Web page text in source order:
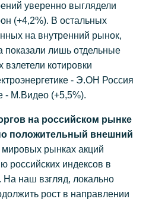
уверенно выглядели
(+4,2%). В остальных
на внутренний рынок,
показали лишь отдельные
взлетели котировки
- Э.ОН Россия
- М.Видео (+5,5%).
на российском рынке
положительный внешний
мировых рынках акций
российских индексов в
На наш взгляд, локально
рост в направлении